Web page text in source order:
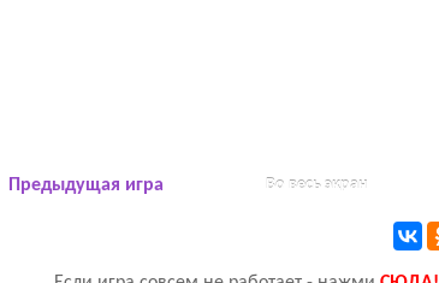
Предыдущая игра Во весь экран